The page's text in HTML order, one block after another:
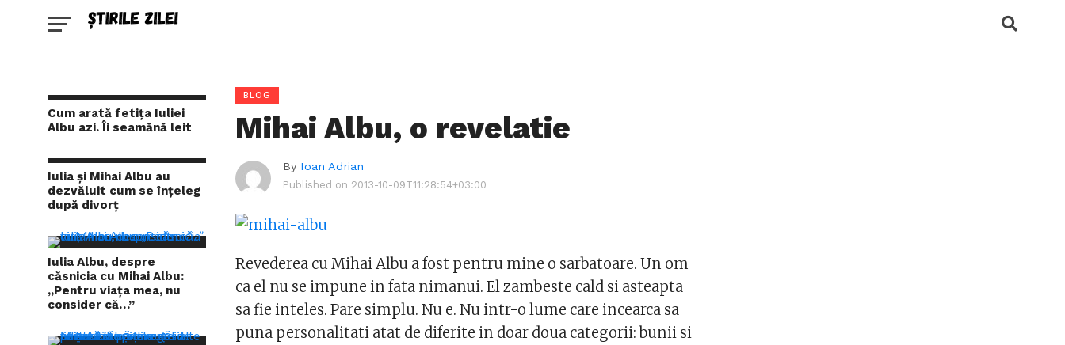
Cum arată fetița Iuliei
Albu azi. Îi seamănă leit
Iulia și Mihai Albu au
dezvăluit cum se înțeleg
după divorț
Iulia Albu, despre
căsnicia cu Mihai Albu:
„Pentru viața mea, nu
consider că…”
BLOG
Mihai Albu, o revelatie
By Ioan Adrian
Published on 2013-10-09T11:28:54+03:00
Revederea cu Mihai Albu a fost pentru mine o sarbatoare. Un om
ca el nu se impune in fata nimanui. El zambeste cald si asteapta
sa fie inteles. Pare simplu. Nu e. Nu intr-o lume care incearca sa
puna personalitati atat de diferite in doar doua categorii: bunii si